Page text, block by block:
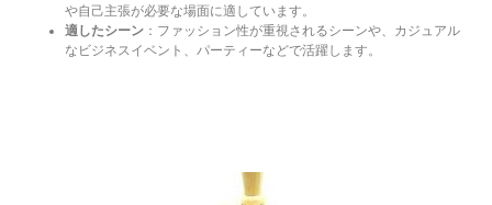
や自己主張が必要な場面に適しています。
適したシーン：ファッション性が重視されるシーンや、カジュアル
なビジネスイベント、パーティーなどで活躍します。